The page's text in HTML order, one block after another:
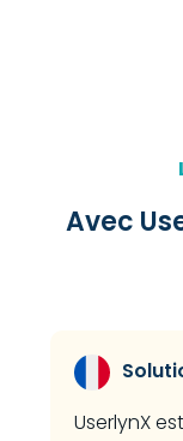
Avec
UserlynX